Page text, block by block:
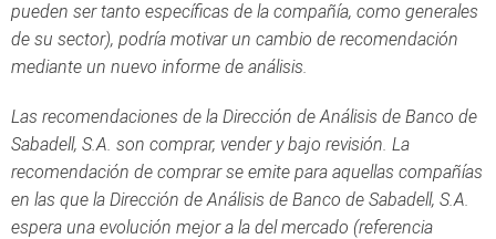
pueden ser tanto específicas de la compañía, como generales
de su sector), podría motivar un cambio de recomendación
mediante un nuevo informe de análisis.
Las recomendaciones de la Dirección de Análisis de Banco de
Sabadell, S.A. son comprar, vender y bajo revisión. La
recomendación de comprar se emite para aquellas compañías
en las que la Dirección de Análisis de Banco de Sabadell, S.A.
espera una evolución mejor a la del mercado (referencia